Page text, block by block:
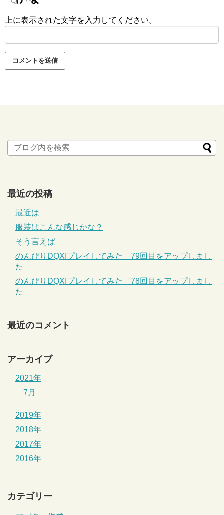
上に表示された文字を入力してください。
最近の投稿
最近は
服装はこんな感じかな？
そう言えば
のんびりDQXIプレイしてみた 79回目をアップしまし
た
のんびりDQXIプレイしてみた 78回目をアップしまし
た
最近のコメント
アーカイブ
2021年
7月
2019年
2018年
2017年
2016年
カテゴリー